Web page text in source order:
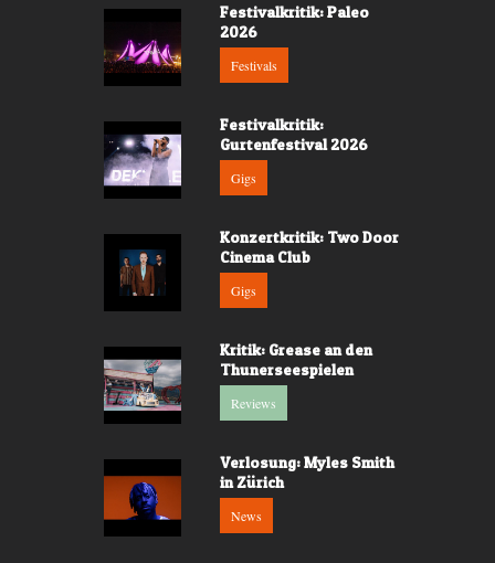
Festivalkritik: Paleo
2026
Festivals
Festivalkritik:
Gurtenfestival 2026
Gigs
Konzertkritik: Two Door
Cinema Club
Gigs
Kritik: Grease an den
Thunerseespielen
Reviews
Verlosung: Myles Smith
in Zürich
News